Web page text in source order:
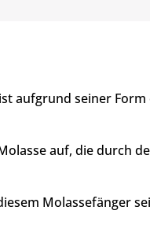
ist aufgrund seiner
Molasse auf, die durch
Molassefänger